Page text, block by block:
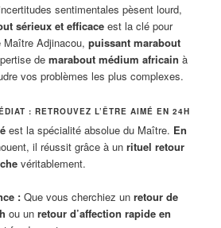
sentimentales pèsent lourd,
sérieux et efficace est la clé pour
Maître Adjinacou,puissant marabout
demarabout médium africain à
vos problèmes les plus complexes.
: RETROUVEZ L’ÊTRE AIMÉ EN 24H
est la spécialité absolue du Maître. En
il réussit grâce à unrituel retour
véritablement.
:Que vous cherchiez un retour de
ou un retour d’affection rapide en